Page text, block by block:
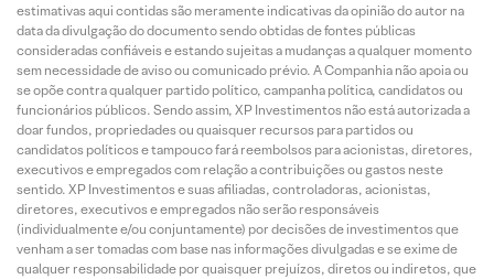
estimativas aqui contidas são meramente indicativas da opinião do autor na
data da divulgação do documento sendo obtidas de fontes públicas
consideradas confiáveis e estando sujeitas a mudanças a qualquer momento
sem necessidade de aviso ou comunicado prévio. A Companhia não apoia ou
se opõe contra qualquer partido político, campanha política, candidatos ou
funcionários públicos. Sendo assim, XP Investimentos não está autorizada a
doar fundos, propriedades ou quaisquer recursos para partidos ou
candidatos políticos e tampouco fará reembolsos para acionistas, diretores,
executivos e empregados com relação a contribuições ou gastos neste
sentido. XP Investimentos e suas afiliadas, controladoras, acionistas,
diretores, executivos e empregados não serão responsáveis
(individualmente e/ou conjuntamente) por decisões de investimentos que
venham a ser tomadas com base nas informações divulgadas e se exime de
qualquer responsabilidade por quaisquer prejuízos, diretos ou indiretos, que